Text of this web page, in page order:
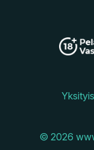
© 2026